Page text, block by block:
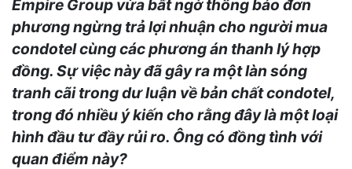
Empire Group vừabất ngờ thông báo đơn
phương ngừng trả lợi nhuận cho người mua
condotel cùng các phương án thanh lý hợp
đồng. Sự việc này đã gây ra một làn sóng
tranh cãi trong dư luận về bản chất condotel,
trong đó nhiều ý kiến cho rằng đây là một loại
hình đầu tư đầy rủi ro. Ông có đồng tình với
quan điểm này?